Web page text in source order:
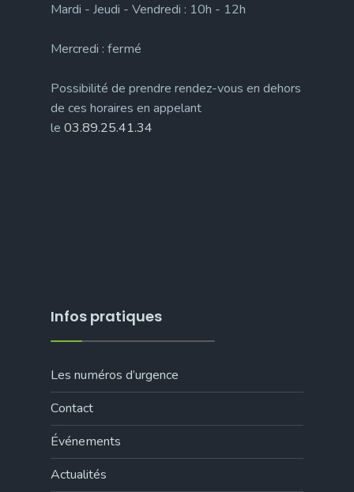
Mardi - Jeudi - Vendredi : 10h - 12h
Mercredi : fermé
Possibilité de prendre rendez-vous en dehors
de ces horaires en appelant
le 03.89.25.41.34
Infos pratiques
Les numéros d’urgence
Contact
Événements
Actualités